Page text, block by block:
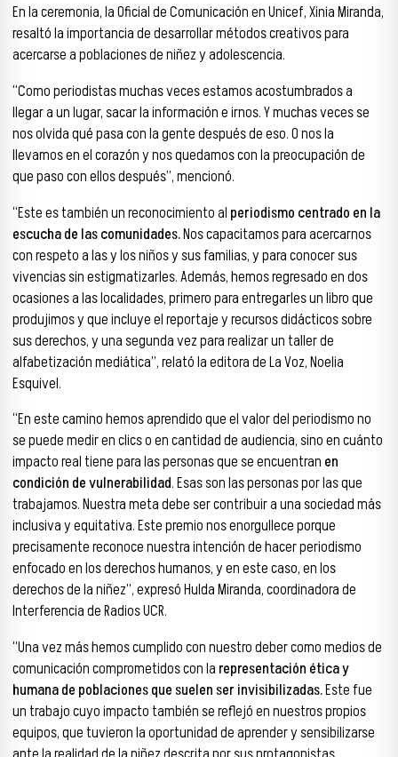
En la ceremonia, la Oficial de Comunicación en Unicef, Xinia Miranda,
resaltó la importancia de desarrollar métodos creativos para
acercarse a poblaciones de niñez y adolescencia.
“Como periodistas muchas veces estamos acostumbrados a
llegar a un lugar, sacar la información e irnos. Y muchas veces se
nos olvida qué pasa con la gente después de eso. O nos la
llevamos en el corazón y nos quedamos con la preocupación de
que paso con ellos después”, mencionó.
“Este es también un reconocimiento al periodismo centrado en la
escucha de las comunidades.Nos capacitamos para acercarnos
con respeto a las y los niños y sus familias, y para conocer sus
vivencias sin estigmatizarles. Además, hemos regresado en dos
ocasiones a las localidades, primero para entregarles un libro que
produjimos y que incluye el reportaje y recursos didácticos sobre
sus derechos, y una segunda vez para realizar un taller de
alfabetización mediática”, relató la editora de La Voz, Noelia
Esquivel.
“En este camino hemos aprendido que el valor del periodismo no
se puede medir en clics o en cantidad de audiencia, sino en cuánto
impacto real tiene para las personas que se encuentran en
condición de vulnerabilidad. Esas son las personas por las que
trabajamos. Nuestra meta debe ser contribuir a una sociedad más
inclusiva y equitativa. Este premio nos enorgullece porque
precisamente reconoce nuestra intención de hacer periodismo
enfocado en los derechos humanos, y en este caso, en los
derechos de la niñez”, expresó Hulda Miranda, coordinadora de
Interferencia de Radios UCR.
“Una vez más hemos cumplido con nuestro deber como medios de
comunicación comprometidos con la representación ética y
humana de poblaciones que suelen ser invisibilizadas.Este fue
un trabajo cuyo impacto también se reflejó en nuestros propios
equipos, que tuvieron la oportunidad de aprender y sensibilizarse